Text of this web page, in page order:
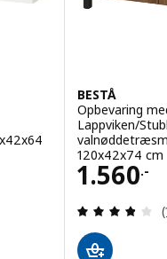
ud af 5 Stjerner.
BESTÅ
Opbevaring
Lappviken/
120x42x74 cm
1.560.-
Pris